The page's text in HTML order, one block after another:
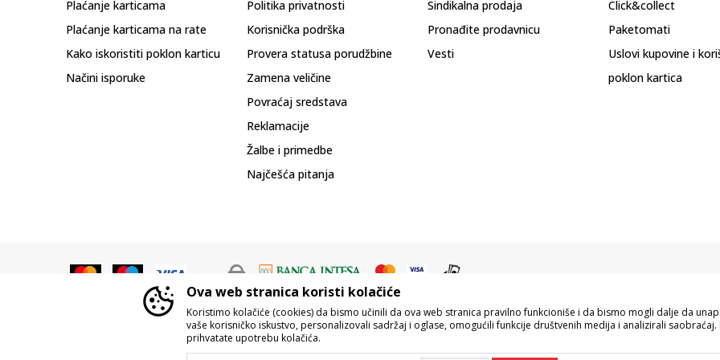
Plaćanje karticama
Plaćanje karticama na rate
Kako iskoristiti poklon karticu
Načini isporuke
Politika privatnosti
Korisnička podrška
Provera statusa porudžbine
Zamena veličine
Povraćaj sredstava
Reklamacije
Žalbe i primedbe
Najčešća pitanja
Sindikalna prodaja
Pronađite prodavnicu
Vesti
Click&collect
Paketomati
Uslovi kupovine i
poklon kartica
Nastojimo da budemo što precizniji u opisu proizvoda, prikazu slika i samih cena, ali ne možemo garantovati da su
Svi artikli prikazani na sajtu su deo naše ponude i ne podrazumeva da su dostupni u svakom trenutku.
Ova web stranica koristi kolačiće
Koristimo kolačiće (cookies) da bismo učinili da ova web stranica pravilno funkcioniše i da bismo mogli dalje da
vaše korisničko iskustvo, personalizovali sadržaj i oglase, omogućili funkcije društvenih medija i analizirali
prihvatate upotrebu kolačića.